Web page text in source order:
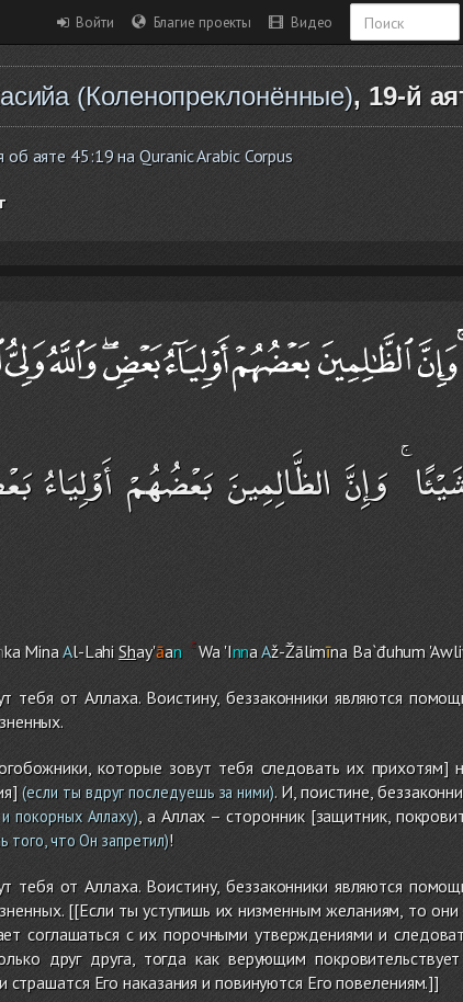
Войти Благие проекты Видео
(Коленопреклонённые), 19-й
аяте 45:19 на Quranic Arabic Corpus
وَإِنَّ الظَّالِمِينَ بَعْضُهُمْ أَوْلِيَاءُ
ka MinaAl-Lahi Shay'āan Wa 'InnaAž-Žālimīna Ba`đuhum
тебя от Аллаха. Воистину, беззаконники являются
которые зовут тебя следовать их прихотям]
(если ты вдруг последуешь за ними). И, поистине,
покорных Аллаху), а Аллах – сторонник [защитник,
того, что Он запретил)!
тебя от Аллаха. Воистину, беззаконники являются
[[Если ты уступишь их низменным желаниям, то
соглашаться с их порочными утверждениями и
друг друга, тогда как верующим
страшатся Его наказания и повинуются Его повелениям.]]